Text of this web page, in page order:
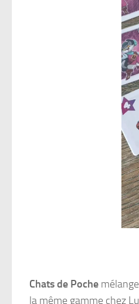
Chats de Poche
la même gamme chez